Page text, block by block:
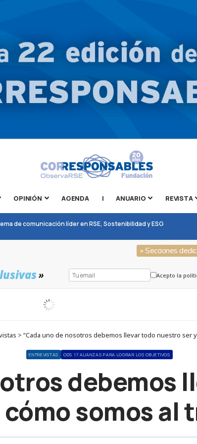
OPINIÓN AGENDA | ANUARIO REVISTA
de comunicación líder en RSE, Sostenibilidad y ESG
» Secciones
» Acepto la
> “Cada uno de nosotros debemos llevar todo nuestro ser
ENTREVISTAS ODS 17 ALIANZAS PARA LOGRAR LOS OBJETIVOS
debemos
somos al